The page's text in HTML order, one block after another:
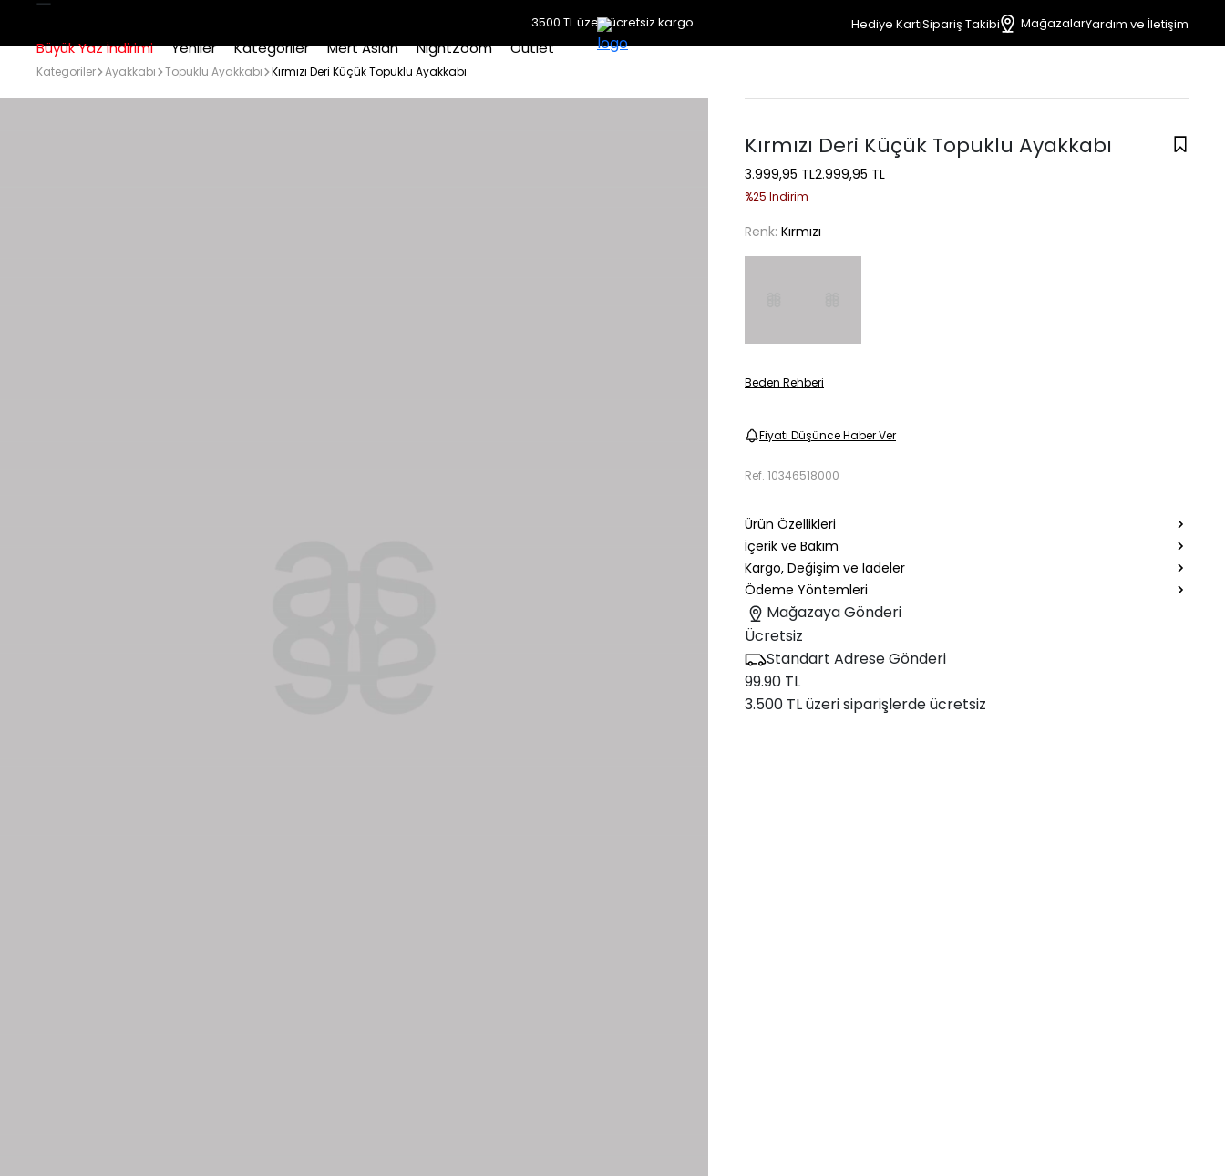
3500 TL üzeri ücretsiz kargo Hediye KartıSipariş Takibi MağazalarYardım ve İletişim
Büyük Yaz İndirimi Yeniler Kategoriler Mert Aslan NightZoom Outlet
Kategoriler Ayakkabı Topuklu Ayakkabı Kırmızı Deri Küçük Topuklu Ayakkabı
Kırmızı Deri Küçük Topuklu Ayakkabı
3.999,95 TL2.999,95 TL
%25 İndirim
Renk: Kırmızı
Beden Rehberi
Fiyatı Düşünce Haber Ver
Ref. 10346518000
Ürün Özellikleri
İçerik ve Bakım
Kargo, Değişim ve İadeler
Ödeme Yöntemleri
Mağazaya Gönderi
Ücretsiz
Standart Adrese Gönderi
99.90 TL
3.500 TL üzeri siparişlerde ücretsiz